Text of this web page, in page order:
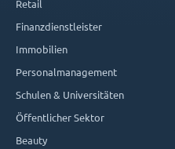
Retail
Finanzdienstleister
Immobilien
Personalmanagement
Schulen & Universitäten
Öffentlicher Sektor
Beauty